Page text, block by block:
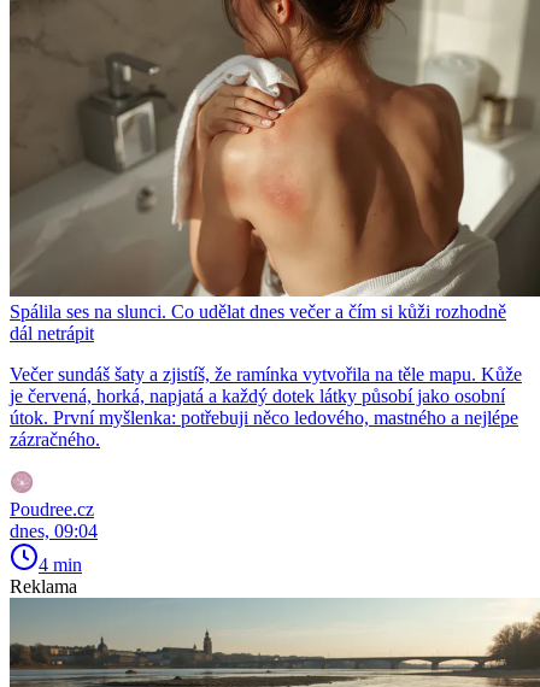
Spálila ses na slunci. Co udělat dnes večer a čím si kůži rozhodně
dál netrápit
Večer sundáš šaty a zjistíš, že ramínka vytvořila na těle mapu. Kůže
je červená, horká, napjatá a každý dotek látky působí jako osobní
útok. První myšlenka: potřebuji něco ledového, mastného a nejlépe
zázračného.
Poudree.cz
dnes, 09:04
4 min
Reklama